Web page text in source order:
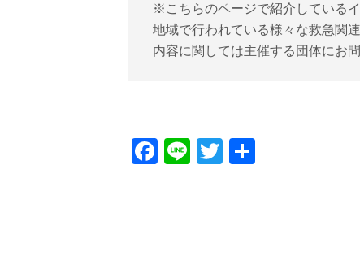
※こちらのページで紹介している
地域で行われている様々な救急関
内容に関しては主催する団体にお
Facebook
LineTwitter